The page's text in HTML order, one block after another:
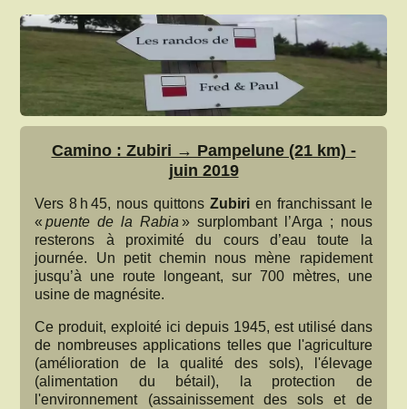
Camino : Zubiri → Pampelune (21 km) -
juin 2019
Vers 8 h 45, nous quittons Zubirien franchissant le
«puente de la Rabia» surplombant l’Arga ; nous
resterons à proximité du cours d’eau toute la
journée. Un petit chemin nous mène rapidement
jusqu’à une route longeant, sur 700 mètres, une
usine de magnésite.
Ce produit, exploité ici depuis 1945, est utilisé dans
de nombreuses applications telles que l'agriculture
(amélioration de la qualité des sols), l'élevage
(alimentation du bétail), la protection de
l'environnement (assainissement des sols et de